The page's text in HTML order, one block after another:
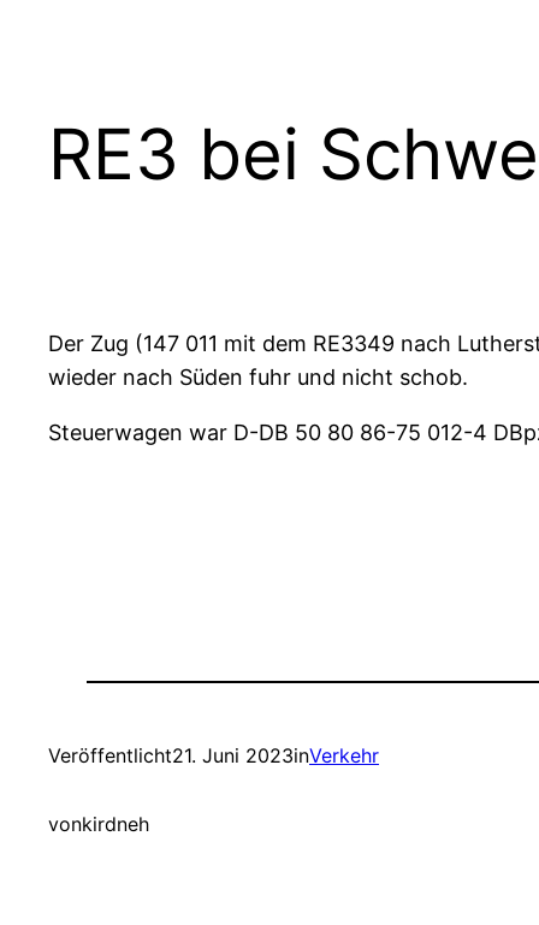
RE3 bei
Der Zug (147 011 mit dem RE3349 nach
wieder nach Süden fuhr und nicht schob.
Steuerwagen war D-DB 50 80 86-75 012-4
Veröffentlicht21. Juni 2023inVerkehr
vonkirdneh